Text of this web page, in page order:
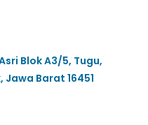
Blok A3/5, Tugu,
Barat 16451